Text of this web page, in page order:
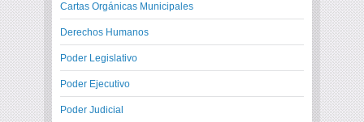
Cartas Orgánicas Municipales
Derechos Humanos
Poder Legislativo
Poder Ejecutivo
Poder Judicial